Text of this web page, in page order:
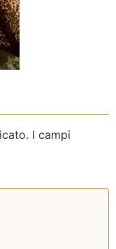
I campi